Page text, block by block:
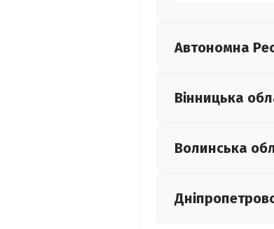
Автономна
Вінницька
Волинська